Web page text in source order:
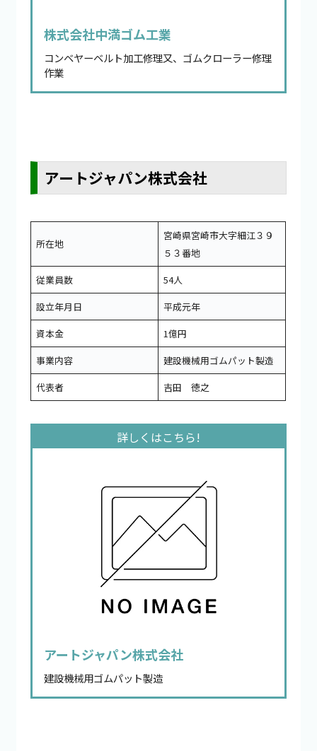
株式会社中満ゴム工業
コンベヤーベルト加工修理又、ゴムクローラー修理
作業
アートジャパン株式会社
所在地
宮崎県宮崎市大字細江３９
５３番地
従業員数
54人
設立年月日
平成元年
資本金
1億円
事業内容
建設機械用ゴムパット製造
代表者
吉田 徳之
アートジャパン株式会社
建設機械用ゴムパット製造